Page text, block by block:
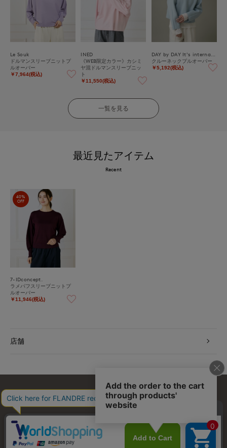
Le Souk
ドルマンスリーブニットプ
ルオーバー
￥7,964(税込)
INED
《WEB限定カラー》カシミ
ヤ混ドルマンスリーブニッ
ト
￥11,550(税込)
クルーネックプルオーバー
￥5,192(税込)
一覧を見る
最近見たアイテム
Recent
40%
OFF
7-IDconcept.
ラメパフスリーブニットプ
ルオーバー
￥11,946(税込)
店舗
お問い合わせ 利用規約 会社概要 プライバシーポリシー
特定商取引・古物営業法に基づく表示 店舗リスト